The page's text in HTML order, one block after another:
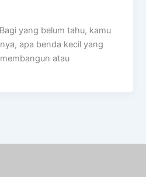
yang belum tahu, kamu
apa benda kecil yang
atau